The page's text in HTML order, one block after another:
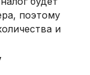
поэтому
и